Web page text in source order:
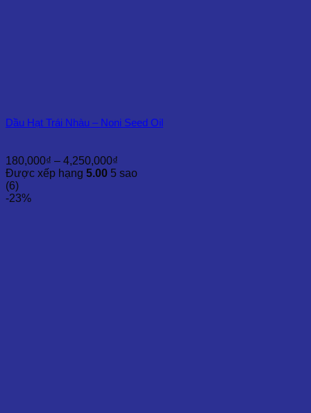
Dầu Hạt Trái Nhàu – Noni Seed Oil
180,000₫ – 4,250,000₫
giá:
Được xếp hạng 5.00 5 sao
(6)
-23%